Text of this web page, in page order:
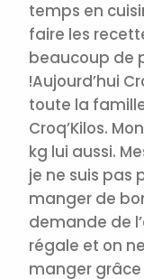
temps en
faire les
beaucoup de
!Aujourd’hui
toute la
Croq’Kilos.
kg lui aussi.
je ne suis pas
manger de
demande de
régale et on
manger grâce